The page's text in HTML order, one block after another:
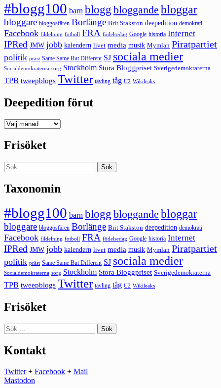
#blogg100 barn blogg bloggande bloggar
bloggare bloggosfären Borlänge Brit Stakston deepedition demokrati
Facebook fildelning fotboll FRA födelsedag Google historia Internet
IPRed JMW jobb kalendern livet media musik Mymlan Piratpartiet
politik präst Same Same But Different SJ sociala medier
Socialdemokraterna sorg Stockholm Stora Bloggpriset Sverigedemokraterna
TPB tweepblogs Twitter tävling tåg U2 Wikileaks
Deepedition förut
Deepedition
Frisöket
Sök
efter:
Taxonomin
#blogg100 barn blogg bloggande bloggar
bloggare bloggosfären Borlänge Brit Stakston deepedition demokrati
Facebook fildelning fotboll FRA födelsedag Google historia Internet
IPRed JMW jobb kalendern livet media musik Mymlan Piratpartiet
politik präst Same Same But Different SJ sociala medier
Socialdemokraterna sorg Stockholm Stora Bloggpriset Sverigedemokraterna
TPB tweepblogs Twitter tävling tåg U2 Wikileaks
Frisöket
Sök
efter:
Kontakt
Twitter+ Facebook + Mail
Mastodon